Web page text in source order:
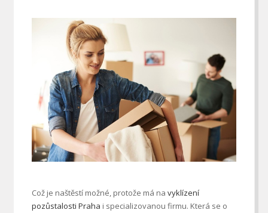
Což je naštěstí možné, protože má na vyklízení
pozůstalosti Praha i specializovanou firmu. Která se o